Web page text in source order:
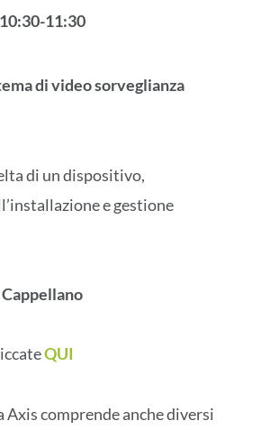
11:30
di video sorveglianza
di un dispositivo,
e gestione
QUI
Axis comprende anche diversi